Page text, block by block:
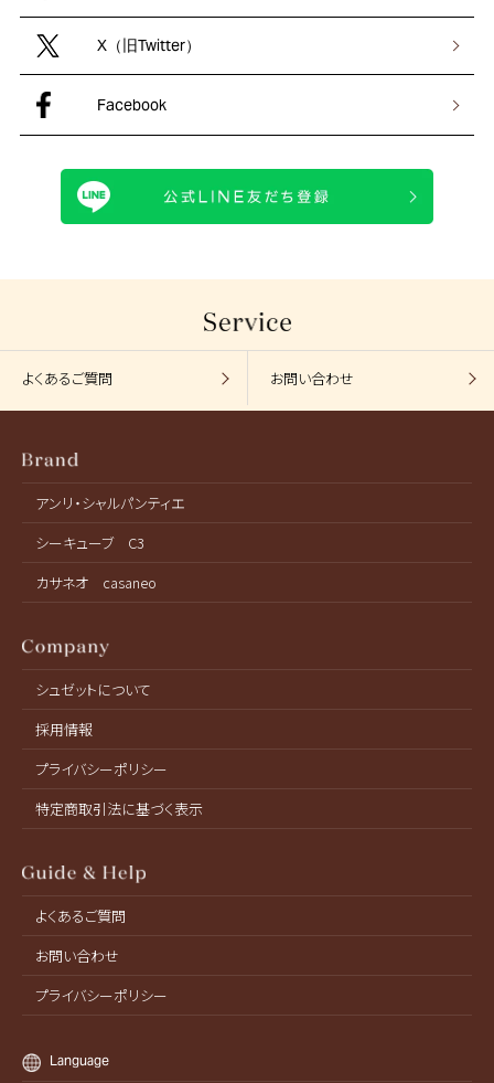
X（旧Twitter）
Facebook
よくあるご質問 お問い合わせ
アンリ・シャルパンティエ
シーキューブ C3
カサネオ casaneo
シュゼットについて
採用情報
プライバシーポリシー
特定商取引法に基づく表示
よくあるご質問
お問い合わせ
プライバシーポリシー
Language